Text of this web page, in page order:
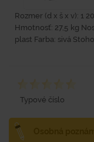
Rozmer (d x š x v): 1
Hmotnosť: 27,5 kg
plast Farba: sivá
Typové číslo